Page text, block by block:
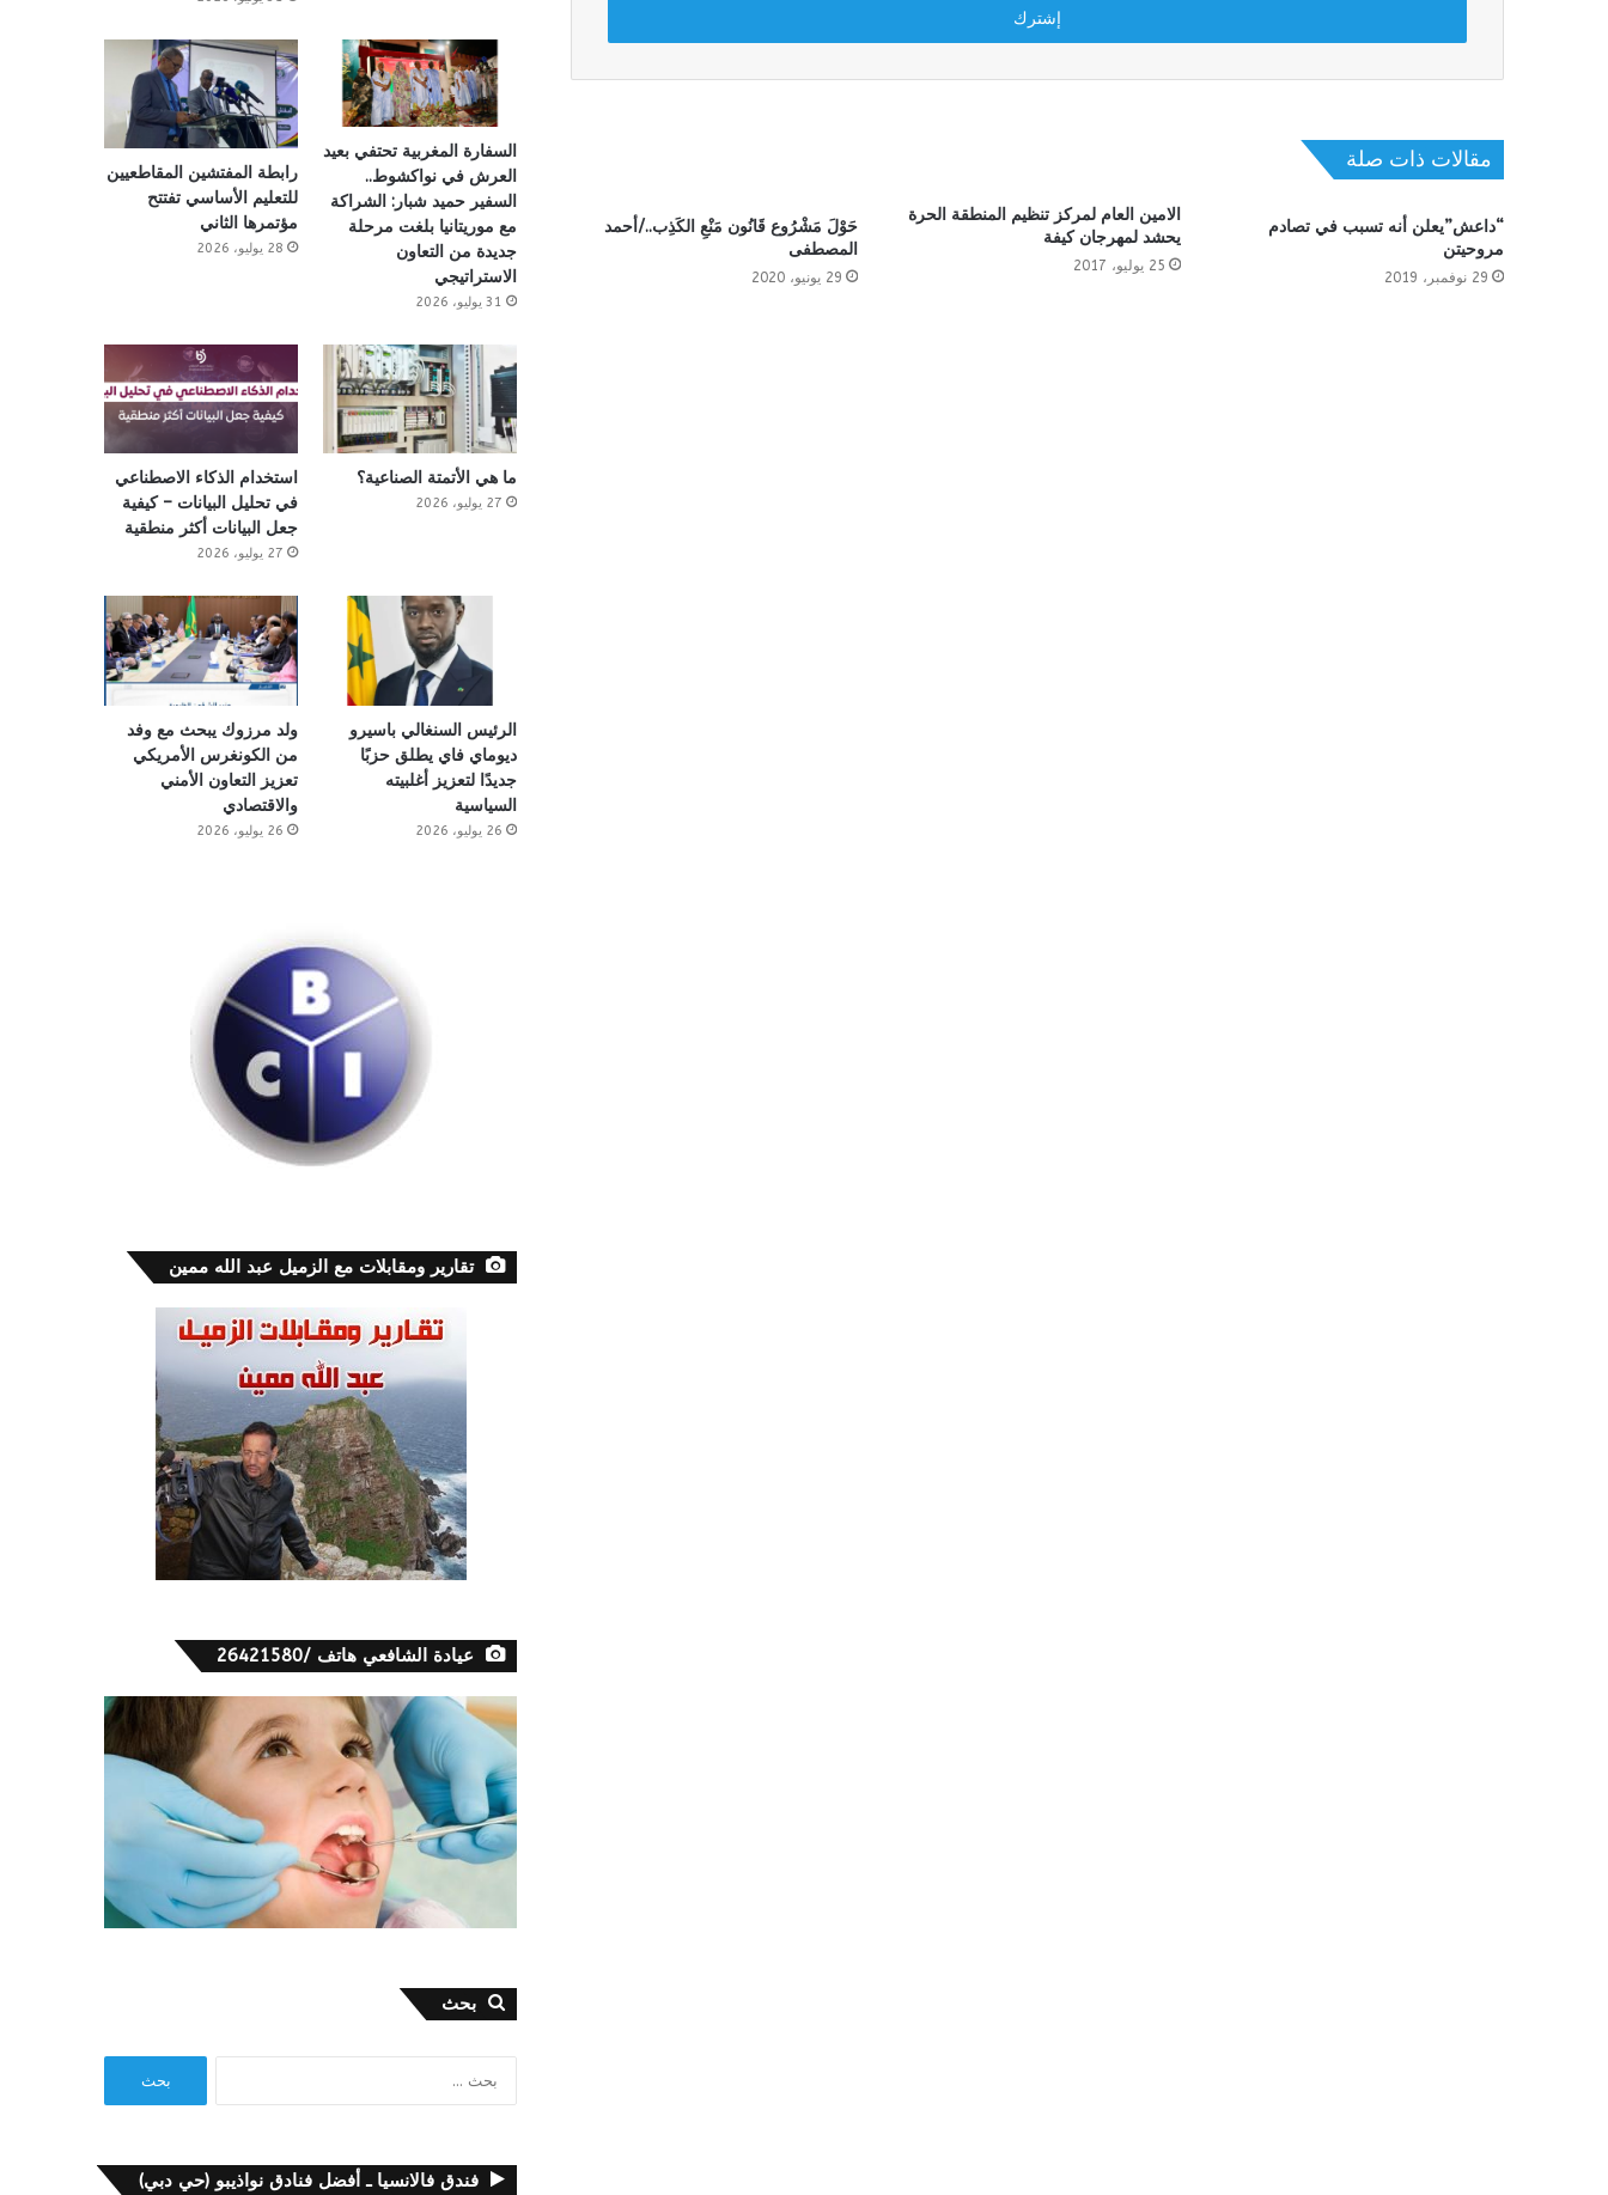
مقالات ذات صلة
“داعش”يعلن أنه تسبب في تصادم
مروحيتن
29 نوفمبر، 2019
الامين العام لمركز تنظيم المنطقة الحرة
يحشد لمهرجان كيفة
25 يوليو، 2017
حَوْلَ مَشْرُوع قَانُون مَنْعِ الكَذِب../أحمد
المصطفى
29 يونيو، 2020
السفارة المغربية تحتفي بعيد
العرش في نواكشوط..
السفير حميد شبار: الشراكة
مع موريتانيا بلغت مرحلة
جديدة من التعاون
الاستراتيجي
31 يوليو، 2026
رابطة المفتشين المقاطعيين
للتعليم الأساسي تفتتح
مؤتمرها الثاني
28 يوليو، 2026
ما هي الأتمتة الصناعية؟
27 يوليو، 2026
استخدام الذكاء الاصطناعي
في تحليل البيانات – كيفية
جعل البيانات أكثر منطقية
27 يوليو، 2026
الرئيس السنغالي باسيرو
ديوماي فاي يطلق حزبًا
جديدًا لتعزيز أغلبيته
السياسية
26 يوليو، 2026
ولد مرزوك يبحث مع وفد
من الكونغرس الأمريكي
تعزيز التعاون الأمني
والاقتصادي
26 يوليو، 2026
تقارير ومقابلات مع الزميل عبد الله ممين
عيادة الشافعي هاتف /26421580
بحث
فندق فالانسيا ـ أفضل فنادق نواذيبو (حي دبي)